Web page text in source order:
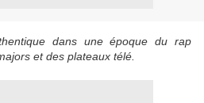
dans une époque du rap
et des plateaux télé.